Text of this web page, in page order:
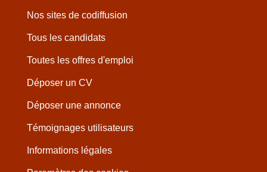
Nos sites de codiffusion
Tous les candidats
Toutes les offres d'emploi
Déposer un CV
Déposer une annonce
Témoignages utilisateurs
Informations légales